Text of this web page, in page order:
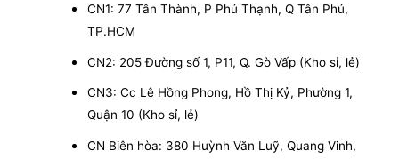
CN1: 77 Tân Thành, P Phú Thạnh, Q Tân Phú,
TP.HCM
CN2: 205 Đường số 1, P11, Q. Gò Vấp (Kho sỉ, lẻ)
CN3: Cc Lê Hồng Phong, Hồ Thị Kỷ, Phường 1,
Quận 10 (Kho sỉ, lẻ)
CN Biên hòa: 380 Huỳnh Văn Luỹ, Quang Vinh,